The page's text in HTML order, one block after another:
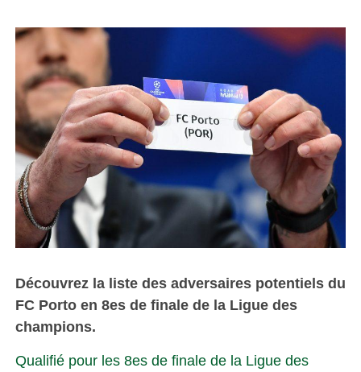
Découvrez la liste des adversaires potentiels du
FC Porto en 8es de finale de la Ligue des
champions.
Qualifié pour les 8es de finale de la Ligue des